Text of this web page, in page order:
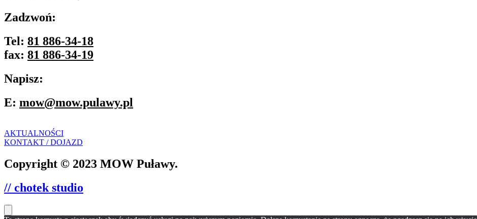
Zadzwoń:
Tel: 81 886-34-18
fax: 81 886-34-19
Napisz:
E: mow@mow.pulawy.pl
AKTUALNOŚCI
KONTAKT / DOJAZD
Copyright © 2023 MOW Puławy.
// chotek studio